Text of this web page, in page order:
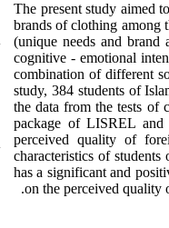
The present study aimed
brands of clothing among
(unique needs and brand
cognitive - emotional
combination of different
study, 384 students of
the data from the tests of
package of LISREL and
perceived quality of
characteristics of
has a significant and
on the perceived quality